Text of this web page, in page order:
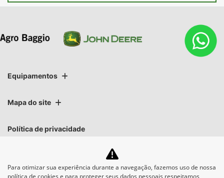
Equipamentos
Mapa do site
Política de privacidade
CNPJ: 01.696.819/0011-70
Para otimizar sua experiência durante a navegação, fazemos uso de nossa
política de cookies e para proteger seus dados pessoais respeitamos